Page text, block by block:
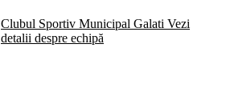
Clubul Sportiv Municipal Galati Vezi
detalii despre echipă